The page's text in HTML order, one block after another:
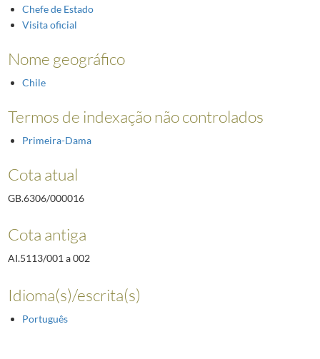
Chefe de Estado
Visita oficial
Nome geográfico
Chile
Termos de indexação não controlados
Primeira-Dama
Cota atual
GB.6306/000016
Cota antiga
AI.5113/001 a 002
Idioma(s)/escrita(s)
Português